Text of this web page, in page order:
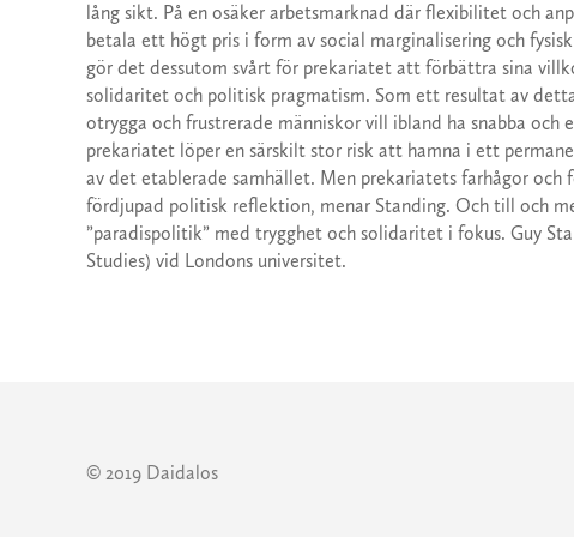
lång sikt. På en osäker arbetsmarknad där flexibilitet och
betala ett högt pris i form av social marginalisering och
gör det dessutom svårt för prekariatet att förbättra sina
solidaritet och politisk pragmatism. Som ett resultat av
otrygga och frustrerade människor vill ibland ha snabba
prekariatet löper en särskilt stor risk att hamna i ett
av det etablerade samhället. Men prekariatets farhågor och
fördjupad politisk reflektion, menar Standing. Och till och
”paradispolitik” med trygghet och solidaritet i fokus. Guy
Studies) vid Londons universitet.
© 2019 Daidalos